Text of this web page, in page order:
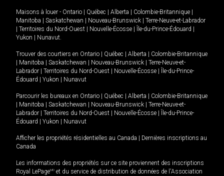
Maisons à louer - Ontario Québec Alberta Colombie-Britannique
Manitoba
Saskatchewan Nouveau-Brunswick
Terre-Neuve-et-Labrador
Territoires du Nord-Ouest Nouvelle-Écosse Île-du-Prince-Édouard
Yukon
Nunavut.
Trouver des courtiers en Ontario Québec Alberta
Colombie-Britannique
Manitoba Saskatchewan Nouveau-Brunswick
Terre-Neuve-et-
Labrador
Territoires du Nord-Ouest Nouvelle-Écosse
Île-du-Prince-
Édouard
Yukon Nunavut
Parcourir les bureaux en Ontario Québec Alberta
Colombie-Britannique
Manitoba Saskatchewan Nouveau-Brunswick
Terre-Neuve-et-
Labrador
Territoires du Nord-Ouest Nouvelle-Écosse
Île-du-Prince-
Édouard
Yukon Nunavut
Afficher les propriétés résidentielles au Canada
Dernières inscriptions au
Canada
Les informations des propriétés sur ce site proviennent des inscriptions
Royal LePageMD et du service de distribution de données de l'Association